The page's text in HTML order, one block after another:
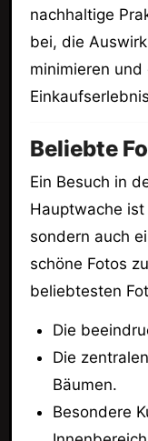
nachhaltige
bei, die
minimieren
Beliebte
Ein Besuch in
Hauptwache
sondern auch
schöne Fotos
beliebtesten
Die
Die
Bäumen.
Besondere